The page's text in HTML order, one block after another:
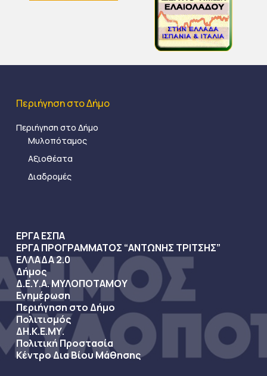
Περιήγηση στο Δήμο
Περιήγηση στο Δήμο
Μυλοπόταμος
Αξιοθέατα
Διαδρομές
ΕΡΓΑ ΕΣΠΑ
ΕΡΓΑ ΠΡΟΓΡΑΜΜΑΤΟΣ “ΑΝΤΩΝΗΣ ΤΡΙΤΣΗΣ”
ΕΛΛΑΔΑ 2.0
Δήμος
Δ.Ε.Υ.Α. ΜΥΛΟΠΟΤΑΜΟΥ
Ενημέρωση
Περιήγηση στο Δήμο
Πολιτισμός
ΔΗ.Κ.Ε.ΜΥ.
Πολιτική Προστασία
Κέντρο Δια Βίου Μάθησης